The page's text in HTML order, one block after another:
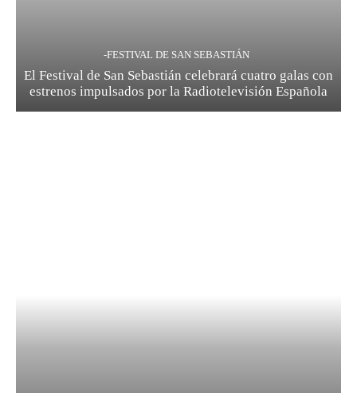
-FESTIVAL DE SAN SEBASTIÁN
El Festival de San Sebastián celebrará cuatro galas con
estrenos impulsados por la Radiotelevisión Española